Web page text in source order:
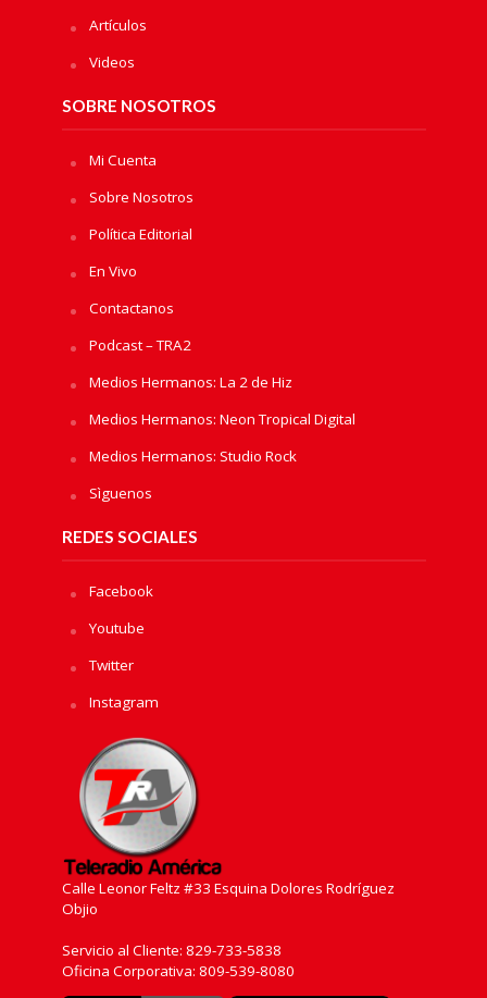
Artículos
Videos
SOBRE NOSOTROS
Mi Cuenta
Sobre Nosotros
Política Editorial
En Vivo
Contactanos
Podcast – TRA2
Medios Hermanos: La 2 de Hiz
Medios Hermanos: Neon Tropical Digital
Medios Hermanos: Studio Rock
Sìguenos
REDES SOCIALES
Facebook
Youtube
Twitter
Instagram
Calle Leonor Feltz #33 Esquina Dolores Rodríguez
Objio
Servicio al Cliente: 829-733-5838
Oficina Corporativa: 809-539-8080